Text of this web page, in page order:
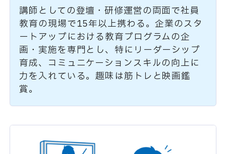
講師としての登壇・研修運営の両面で社員
教育の現場で15年以上携わる。企業のスタ
ートアップにおける教育プログラムの企
画・実施を専門とし、特にリーダーシップ
育成、コミュニケーションスキルの向上に
力を入れている。趣味は筋トレと映画鑑
賞。